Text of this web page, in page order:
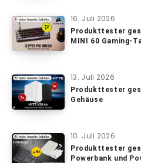
16. Juli 2026
Produkttester
MINI 60 Gaming-
13. Juli 2026
Produkttester
Gehäuse
10. Juli 2026
Produkttester
Powerbank und